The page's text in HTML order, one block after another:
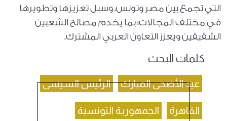
التي تجمع بين مصر وتونس، وسبل تعزيزها وتطويرها
في مختلف المجالات؛ بما يخدم مصالح الشعبين
الشقيقين ويعزز التعاون العربي المشترك.
كلمات البحث
عيد الأضحى المبارك الرئيس السيسى
القاهرة الجمهورية التونسية